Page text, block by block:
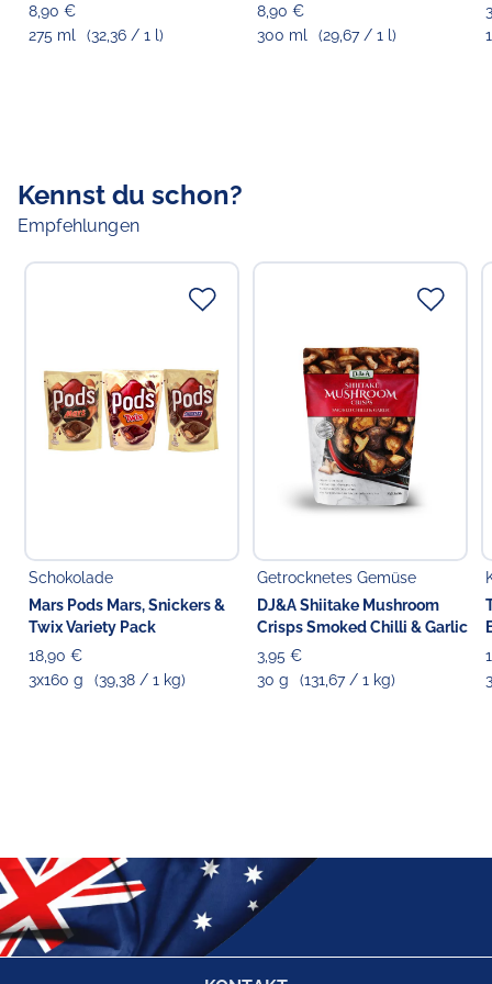
8,90 €
275 ml
(32,36 / 1 l)
8,90 €
300 ml
(29,67 / 1 l)
Kennst du schon?
Empfehlungen
Schokolade
Mars Pods Mars, Snickers &
Twix Variety Pack
18,90 €
3x160 g
(39,38 / 1 kg)
Getrocknetes Gemüse
DJ&A Shiitake Mushroom
Crisps Smoked Chilli & Garlic
3,95 €
30 g
(131,67 / 1 kg)